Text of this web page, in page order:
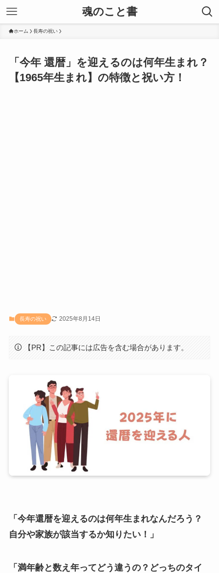
魂のこと書
ホーム 長寿の祝い
「今年 還暦」を迎えるのは何年生まれ？
【1965年生まれ】の特徴と祝い方！
長寿の祝い 2025年8月14日
【PR】この記事には広告を含む場合があります。
「今年還暦を迎えるのは何年生まれなんだろう？
自分や家族が該当するか知りたい！」
「満年齢と数え年ってどう違うの？どっちのタイ